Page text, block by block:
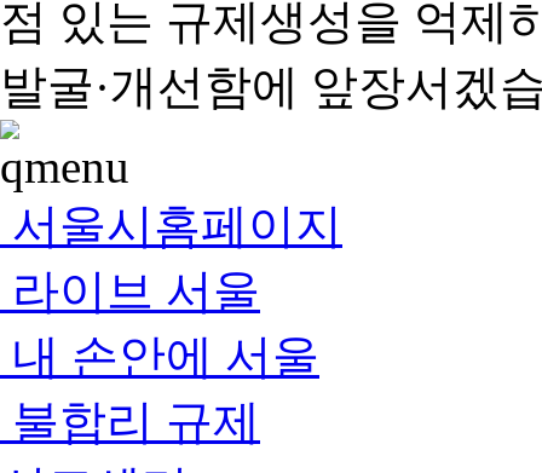
점 있는 규제생성을 억제
발굴·개선함에 앞장서겠
서울시홈페이지
라이브 서울
내 손안에 서울
불합리 규제